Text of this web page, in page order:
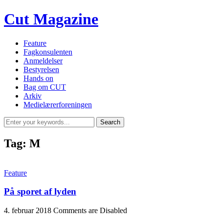
Cut Magazine
Feature
Fagkonsulenten
Anmeldelser
Bestyrelsen
Hands on
Bag om CUT
Arkiv
Medielærerforeningen
Tag: M
Feature
På sporet af lyden
4. februar 2018 Comments are Disabled